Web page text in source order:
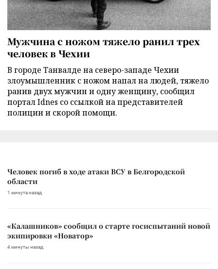
Мужчина с ножом тяжело ранил трех
человек в Чехии
В городе Танвалде на северо-западе Чехии
злоумышленник с ножом напал на людей, тяжело
ранив двух мужчин и одну женщину, сообщил
портал Idnes со ссылкой на представителей
полиции и скорой помощи.
Человек погиб в ходе атаки ВСУ в Белгородской
области
1 минута назад
«Калашников» сообщил о старте госиспытаний новой
экипировки «Новатор»
4 минуты назад